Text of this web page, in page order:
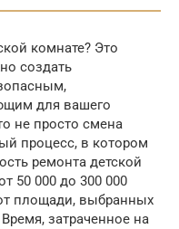
комнате? Это
создать
для вашего
не просто смена
процесс, в котором
ремонта детской
50 000 до 300 000
площади, выбранных
затраченное на